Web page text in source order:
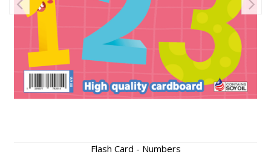
Flash Card - Numbers